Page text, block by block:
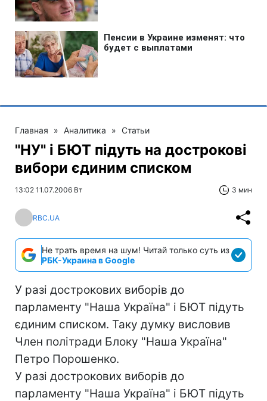
Главная » Аналитика » Статьи
"НУ" і БЮТ підуть на дострокові
вибори єдиним списком
13:02 11.07.2006 Вт 3 мин
RBC.UA
Не трать время на шум! Читай только суть из
РБК-Украина в Google
У разі дострокових виборів до
парламенту "Наша Україна" і БЮТ підуть
єдиним списком. Таку думку висловив
Член політради Блоку "Наша Україна"
Петро Порошенко.
У разі дострокових виборів до
парламенту "Наша Україна" і БЮТ підуть